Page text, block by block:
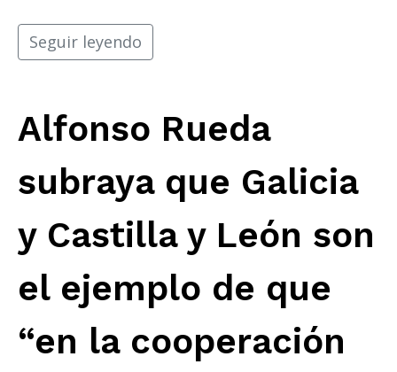
Seguir leyendo
Alfonso Rueda
subraya que Galicia
y Castilla y León son
el ejemplo de que
“en la cooperación